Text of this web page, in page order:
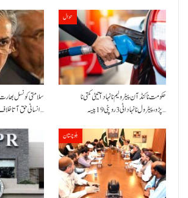
سلامتی کونسل
انسانی حق آتا خلاف ورزی نا نوٹس ءِ…
حوال
حکومت نا کنڈ آن پیٹرولیم نا نہاد آتیٹی کمتی نا
پڑو،پیٹرول نا نہاد اٹی 3 روپئی 19 پیسہ…
بلوچستان